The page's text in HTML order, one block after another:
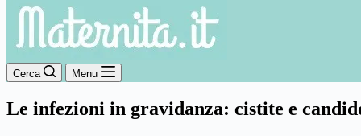
Cerca Menu
Le infezioni in gravidanza: cistite e